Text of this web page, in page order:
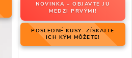
NOVINKA – OBJAVTE JU
MEDZI PRVÝMI!
POSLEDNÉ KUSY- ZÍSKAJTE
ICH KÝM MÔŽETE!